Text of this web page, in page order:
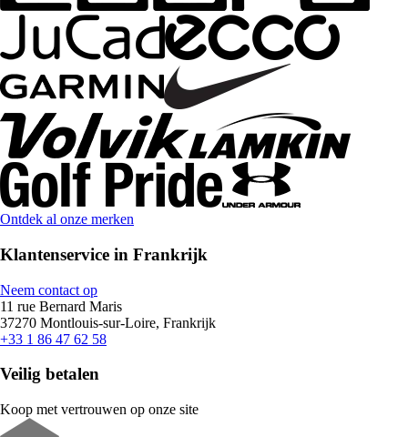
Ontdek al onze merken
Klantenservice in Frankrijk
Neem contact op
11 rue Bernard Maris
37270 Montlouis-sur-Loire, Frankrijk
+33 1 86 47 62 58
Veilig betalen
Koop met vertrouwen op onze site